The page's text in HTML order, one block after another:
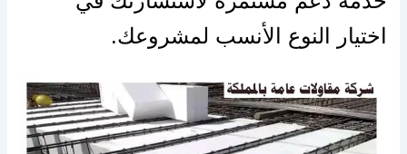
اختيار النوع الأنسب لمشروعك.